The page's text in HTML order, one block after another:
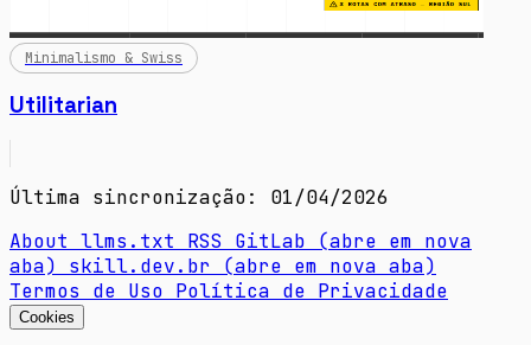
Minimalismo & Swiss
Utilitarian
Última sincronização: 01/04/2026
About llms.txt RSS GitLab (abre em nova
aba)
skill.dev.br (abre em nova aba)
Termos de Uso Política de Privacidade
Cookies